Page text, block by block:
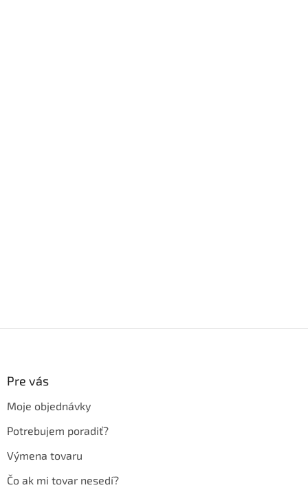
Pre vás
Moje objednávky
Potrebujem poradiť?
Výmena tovaru
Čo ak mi tovar nesedí?